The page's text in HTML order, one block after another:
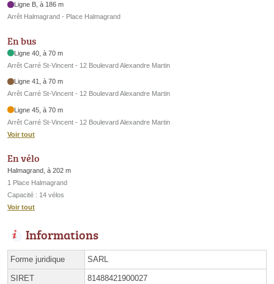
Ligne B, à 186 m
Arrêt Halmagrand - Place Halmagrand
En bus
Ligne 40, à 70 m
Arrêt Carré St-Vincent - 12 Boulevard Alexandre Martin
Ligne 41, à 70 m
Arrêt Carré St-Vincent - 12 Boulevard Alexandre Martin
Ligne 45, à 70 m
Arrêt Carré St-Vincent - 12 Boulevard Alexandre Martin
Voir tout
En vélo
Halmagrand, à 202 m
1 Place Halmagrand
Capacité : 14 vélos
Voir tout
Informations
Forme juridique SARL
SIRET 81488421900027